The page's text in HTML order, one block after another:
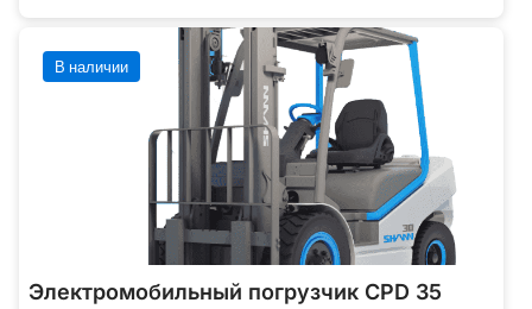
В наличии
Электромобильный погрузчик CPD 35